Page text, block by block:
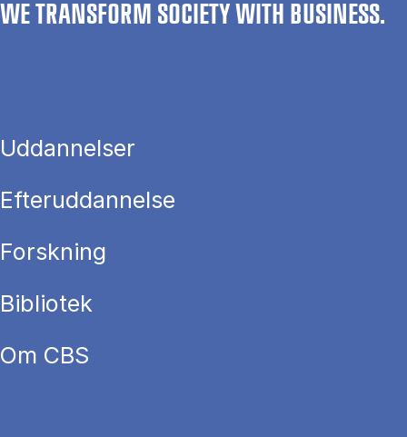
WE TRANSFORM SOCIETY WITH BUSINESS.
Uddannelser
Efteruddannelse
Forskning
Bibliotek
Om CBS